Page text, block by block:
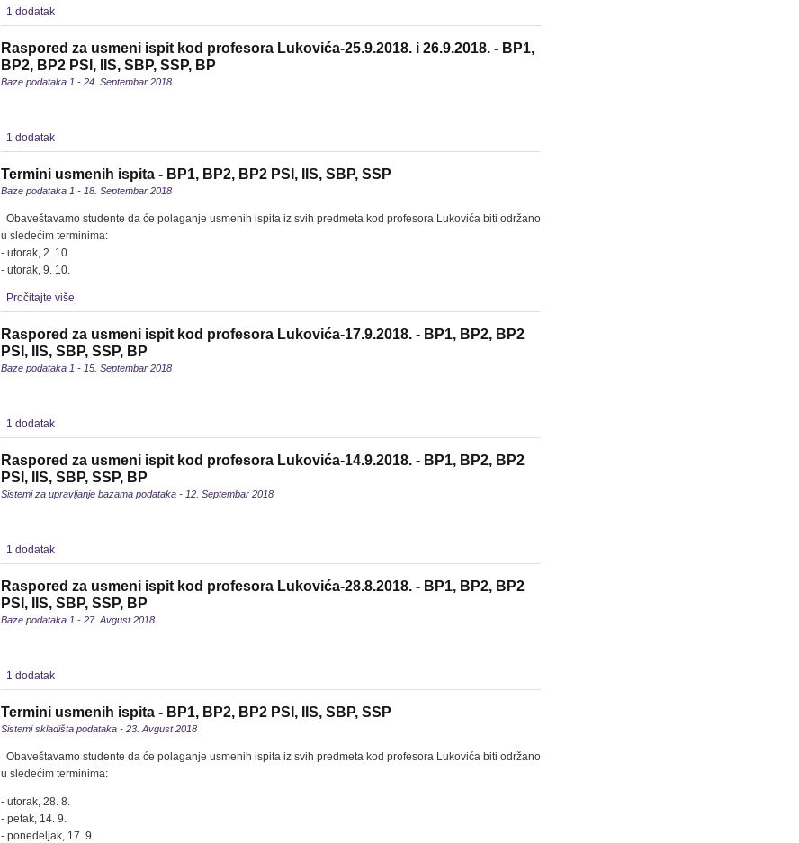
1 dodatak
Raspored za usmeni ispit kod profesora Lukovića-25.9.2018. i 26.9.2018. - BP1,
BP2, BP2 PSI, IIS, SBP, SSP, BP
Baze podataka 1 - 24. Septembar 2018
1 dodatak
Termini usmenih ispita - BP1, BP2, BP2 PSI, IIS, SBP, SSP
Baze podataka 1 - 18. Septembar 2018
Obaveštavamo studente da će polaganje usmenih ispita iz svih predmeta kod profesora Lukovića biti održano
u sledećim terminima:
- utorak, 2. 10.
- utorak, 9. 10.
Pročitajte više
Raspored za usmeni ispit kod profesora Lukovića-17.9.2018. - BP1, BP2, BP2
PSI, IIS, SBP, SSP, BP
Baze podataka 1 - 15. Septembar 2018
1 dodatak
Raspored za usmeni ispit kod profesora Lukovića-14.9.2018. - BP1, BP2, BP2
PSI, IIS, SBP, SSP, BP
Sistemi za upravljanje bazama podataka - 12. Septembar 2018
1 dodatak
Raspored za usmeni ispit kod profesora Lukovića-28.8.2018. - BP1, BP2, BP2
PSI, IIS, SBP, SSP, BP
Baze podataka 1 - 27. Avgust 2018
1 dodatak
Termini usmenih ispita - BP1, BP2, BP2 PSI, IIS, SBP, SSP
Sistemi skladišta podataka - 23. Avgust 2018
Obaveštavamo studente da će polaganje usmenih ispita iz svih predmeta kod profesora Lukovića biti održano
u sledećim terminima:
- utorak, 28. 8.
- petak, 14. 9.
- ponedeljak, 17. 9.